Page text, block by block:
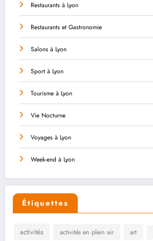
Restaurants à Lyon
Restaurants et Gastronomie
Salons à Lyon
Sport à Lyon
Tourisme à Lyon
Vie Nocturne
Voyages à Lyon
Week-end à Lyon
Étiquettes
activités activités en plein air art